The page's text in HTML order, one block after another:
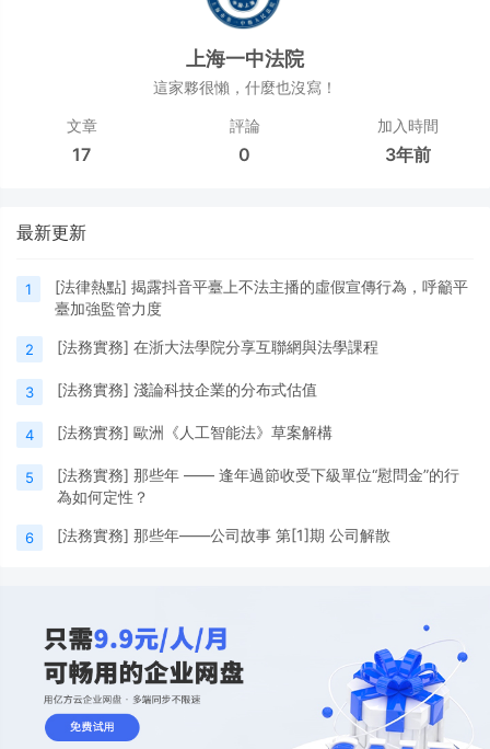
上海一中法院
這家夥很懶，什麼也沒寫！
文章
17
評論
0
加入時間
3年前
最新更新
1 [法律熱點] 揭露抖音平臺上不法主播的虛假宣傳行為，呼籲平
臺加強監管力度
2 [法務實務] 在浙大法學院分享互聯網與法學課程
3 [法務實務] 淺論科技企業的分布式估值
4 [法務實務] 歐洲《人工智能法》草案解構
5 [法務實務] 那些年 —— 逢年過節收受下級單位“慰問金”的行
為如何定性？
6 [法務實務] 那些年——公司故事 第[1]期 公司解散